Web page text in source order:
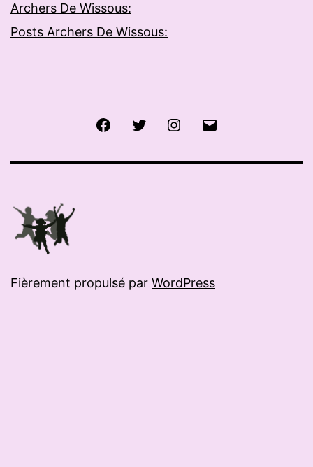
Archers De Wissous:
Posts Archers De Wissous:
FacebookTwitter Instagram
Fièrement propulsé par WordPress